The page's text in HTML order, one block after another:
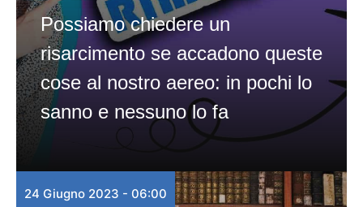
Possiamo chiedere un
risarcimento se accadono queste
cose al nostro aereo: in pochi lo
sanno e nessuno lo fa
24 Giugno 2023 - 06:00